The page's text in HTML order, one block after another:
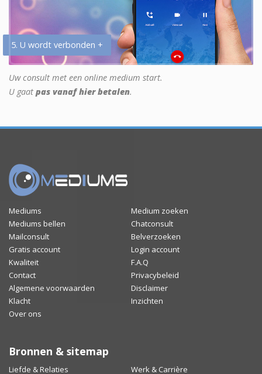
5. U wordt verbonden +
Uw consult met een online medium start.
U gaat pas vanaf hier betalen.
Mediums
Medium zoeken
Mediums bellen
Chatconsult
Mailconsult
Belverzoeken
Gratis account
Login account
Kwaliteit
F.A.Q
Contact
Privacybeleid
Algemene voorwaarden
Disclaimer
Klacht
Inzichten
Over ons
Bronnen & sitemap
Liefde & Relaties Werk & Carrière